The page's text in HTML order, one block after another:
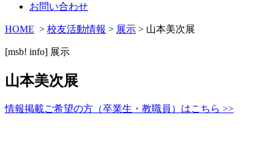
お問い合わせ
HOME > 校友活動情報 > 展示 > 山本美次展
[msb! info] 展示
山本美次展
情報掲載ご希望の方（卒業生・教職員）はこちら >>